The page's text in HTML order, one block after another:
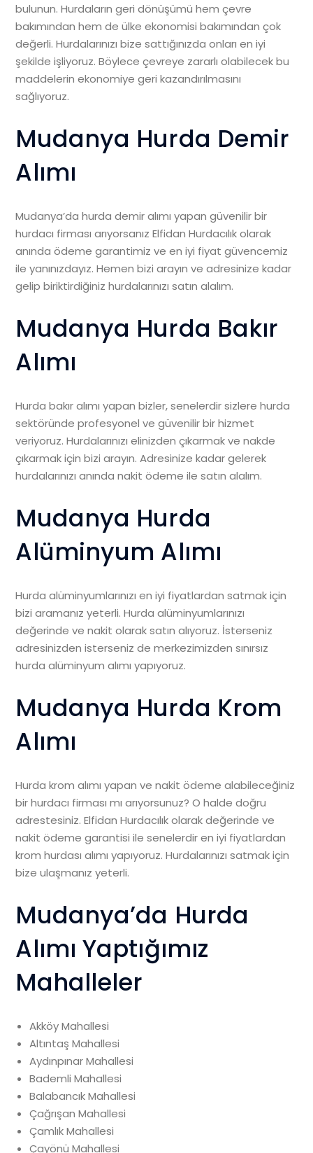
bulunun. Hurdaların geri dönüşümü hem çevre
bakımından hem de ülke ekonomisi bakımından çok
değerli. Hurdalarınızı bize sattığınızda onları en iyi
şekilde işliyoruz. Böylece çevreye zararlı olabilecek bu
maddelerin ekonomiye geri kazandırılmasını
sağlıyoruz.
Mudanya Hurda Demir
Alımı
Mudanya’da hurda demir alımı yapan güvenilir bir
hurdacı firması arıyorsanız Elfidan Hurdacılık olarak
anında ödeme garantimiz ve en iyi fiyat güvencemiz
ile yanınızdayız. Hemen bizi arayın ve adresinize kadar
gelip biriktirdiğiniz hurdalarınızı satın alalım.
Mudanya Hurda Bakır
Alımı
Hurda bakır alımı yapan bizler, senelerdir sizlere hurda
sektöründe profesyonel ve güvenilir bir hizmet
veriyoruz. Hurdalarınızı elinizden çıkarmak ve nakde
çıkarmak için bizi arayın. Adresinize kadar gelerek
hurdalarınızı anında nakit ödeme ile satın alalım.
Mudanya Hurda
Alüminyum Alımı
Hurda alüminyumlarınızı en iyi fiyatlardan satmak için
bizi aramanız yeterli. Hurda alüminyumlarınızı
değerinde ve nakit olarak satın alıyoruz. İsterseniz
adresinizden isterseniz de merkezimizden sınırsız
hurda alüminyum alımı yapıyoruz.
Mudanya Hurda Krom
Alımı
Hurda krom alımı yapan ve nakit ödeme alabileceğiniz
bir hurdacı firması mı arıyorsunuz? O halde doğru
adrestesiniz. Elfidan Hurdacılık olarak değerinde ve
nakit ödeme garantisi ile senelerdir en iyi fiyatlardan
krom hurdası alımı yapıyoruz. Hurdalarınızı satmak için
bize ulaşmanız yeterli.
Mudanya’da Hurda
Alımı Yaptığımız
Mahalleler
Akköy Mahallesi
Altıntaş Mahallesi
Aydınpınar Mahallesi
Bademli Mahallesi
Balabancık Mahallesi
Çağrışan Mahallesi
Çamlık Mahallesi
Çayönü Mahallesi